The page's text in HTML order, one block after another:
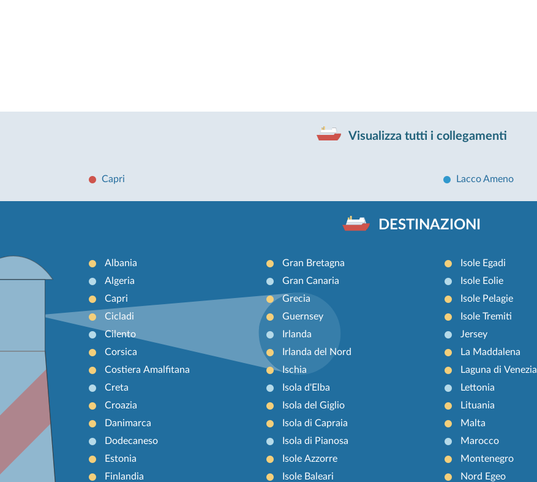
Visualizza tutti i collegamenti
Capri Lacco Ameno
DESTINAZIONI
Albania
Algeria
Capri
Cicladi
Cilento
Corsica
Costiera Amalfitana
Creta
Croazia
Danimarca
Dodecaneso
Estonia
Finlandia
Gran Bretagna
Gran Canaria
Grecia
Guernsey
Irlanda
Irlanda del Nord
Ischia
Isola d'Elba
Isola del Giglio
Isola di Capraia
Isola di Pianosa
Isole Azzorre
Isole Baleari
Isole Egadi
Isole Eolie
Isole Pelagie
Isole Tremiti
Jersey
La Maddalena
Laguna di Venezia
Lettonia
Lituania
Malta
Marocco
Montenegro
Nord Egeo